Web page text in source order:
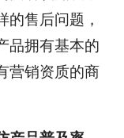
售后问题，
品拥有基本的
营销资质的商